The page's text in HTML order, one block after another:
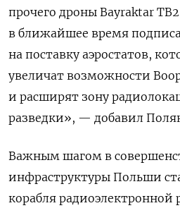
прочего дроны Bayraktar
в ближайшее время
на поставку аэростатов,
увеличат возможности
и расширят зону
разведки», — добавил
Важным шагом в
инфраструктуры Польши
корабля радиоэлектронной